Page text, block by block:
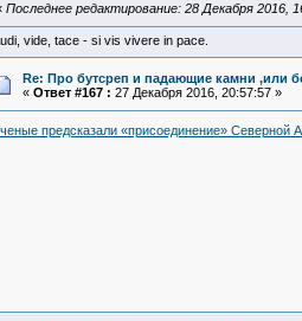
Последнее редактирование: 28 Декабря 2016,
vide, tace - si vis vivere in pace.
Re: Про бутсреп и падающие камни ,или
« Ответ #167 : 27 Декабря 2016, 20:57:57 »
предсказали «присоединение» Северной